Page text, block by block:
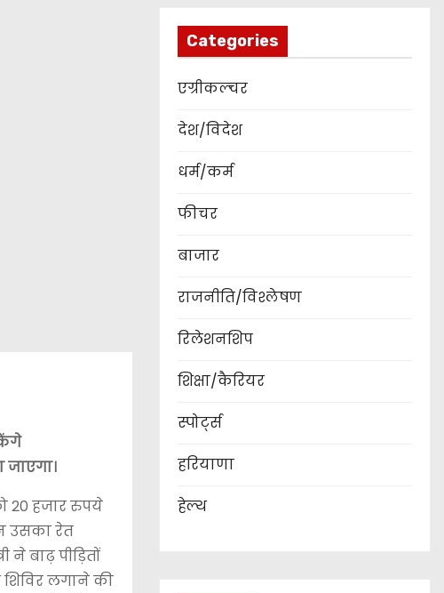
20 हजार रुपये
उसका रेत
बाढ़ पीड़ितों
लगाने की
Categories
एग्रीकल्चर
देश/विदेश
धर्म/कर्म
फीचर
बाजार
राजनीति/विश्लेषण
रिलेशनशिप
शिक्षा/कैरियर
स्पोर्ट्स
हरियाणा
हेल्थ